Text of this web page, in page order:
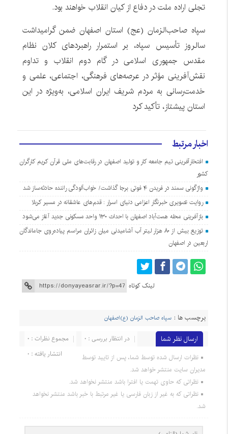
تجلی اراده ملت در دفاع از کیان انقلاب خواهند بود.
سپاه صاحب‌الزمان (عج) استان اصفهان ضمن گرامیداشت
سالروز تأسیس سپاه، بر استمرار راهبردهای کلان نظام
مقدس جمهوری اسلامی در گام دوم انقلاب و تداوم
نقش‌آفرینی مؤثر در عرصه‌های فرهنگی، اجتماعی، علمی و
خدمت‌رسانی به مردم شریف ایران اسلامی، به‌ویژه در این
استان پیشتاز، تأکید کرد
اخبار مرتبط
افتخارآفرینی تیم جامعه کار و تولید اصفهان در رقابت‌های ملی قرآن کریم کارگران
کشور
واژگونی سمند در فریدن ۴ فوتی برجا گذاشت/ خواب‌آلودگی راننده حادثه‌ساز شد
روایت تصویری خبرنگار اعزامی دنیای اسرار : قدم‌های عاشقانه در مسیر کربلا
بازآفرینی محله همت‌آباد اصفهان با احداث ۱۳۰ واحد مسکونی جدید آغاز می‌شود
توزیع بیش از ۸۰ هزار لیتر آب آشامیدنی میان زائران مراسم پیاده‌روی جاماندگان
اربعین در اصفهان
لینک کوتاه
برچسب ها : سپاه صاحب الزمان (ع)اصفهان
ارسال نظر شما مجموع نظرات : 0
در انتظار بررسی : 0
انتشار یافته : 0
نظرات ارسال شده توسط شما، پس از تایید توسط
مدیران سایت منتشر خواهد شد.
نظراتی که حاوی تهمت یا افترا باشد منتشر نخواهد شد.
نظراتی که به غیر از زبان فارسی یا غیر مرتبط با خبر باشد منتشر نخواهد
شد.